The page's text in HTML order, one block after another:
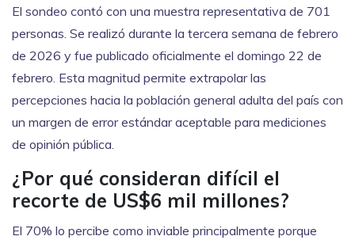
El sondeo contó con una muestra representativa de 701
personas. Se realizó durante la tercera semana de febrero
de 2026 y fue publicado oficialmente el domingo 22 de
febrero. Esta magnitud permite extrapolar las
percepciones hacia la población general adulta del país con
un margen de error estándar aceptable para mediciones
de opinión pública.
¿Por qué consideran difícil el
recorte de US$6 mil millones?
El 70% lo percibe como inviable principalmente porque